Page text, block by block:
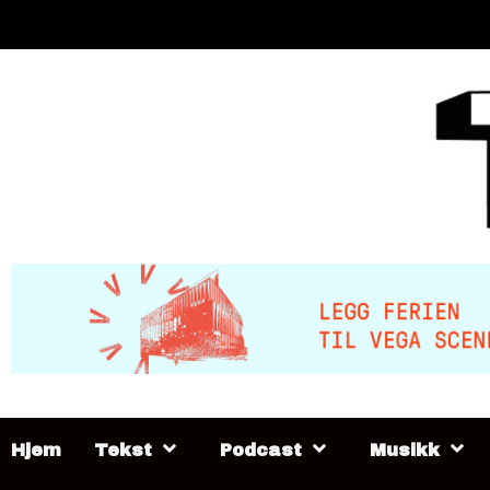
to
Hjem Tekst Podcast Musikk